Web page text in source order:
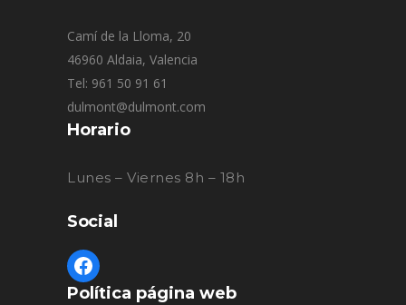
Camí de la Lloma, 20
46960 Aldaia, Valencia
Tel: 961 50 91 61
dulmont@dulmont.com
Horario
Lunes – Viernes 8h – 18h
Social
Política página web